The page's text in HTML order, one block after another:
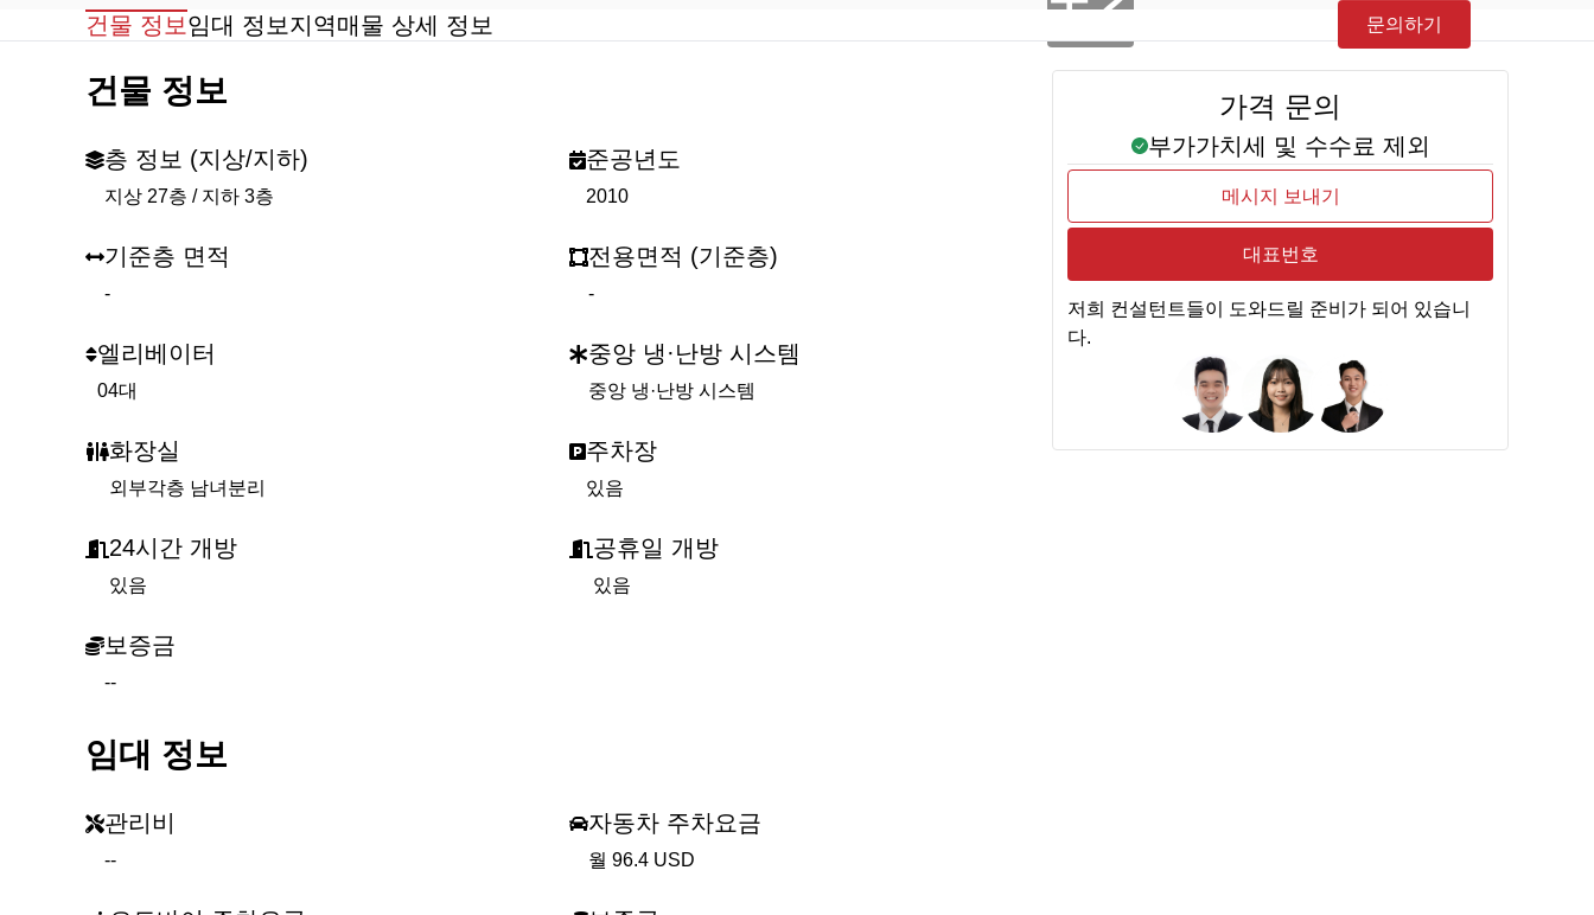
건물 정보임대 정보지역매물 상세 정보 문의하기
건물 정보
층 정보 (지상/지하)
지상 27층 / 지하 3층
준공년도
2010
기준층 면적
-
전용면적 (기준층)
-
엘리베이터
04대
중앙 냉·난방 시스템
중앙 냉·난방 시스템
화장실
외부각층 남녀분리
주차장
있음
24시간 개방
있음
공휴일 개방
있음
보증금
--
임대 정보
관리비
--
자동차 주차요금
월 96.4 USD
가격 문의
부가가치세 및 수수료 제외
메시지 보내기
대표번호
저희 컨설턴트들이 도와드릴 준비가 되어 있습니
다.